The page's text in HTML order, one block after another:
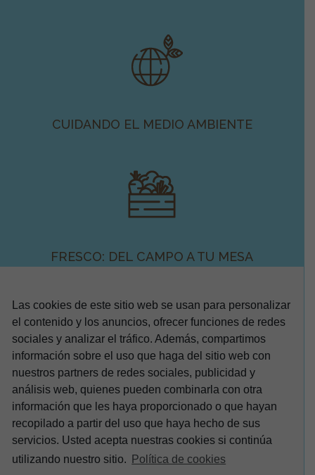
Las cookies de este sitio web se usan para personalizar
el contenido y los anuncios, ofrecer funciones de redes
sociales y analizar el tráfico. Además, compartimos
información sobre el uso que haga del sitio web con
nuestros partners de redes sociales, publicidad y
análisis web, quienes pueden combinarla con otra
información que les haya proporcionado o que hayan
recopilado a partir del uso que haya hecho de sus
servicios. Usted acepta nuestras cookies si continúa
utilizando nuestro sitio.
Política de cookies
CUIDANDO EL MEDIO AMBIENTE
FRESCO: DEL CAMPO A TU MESA